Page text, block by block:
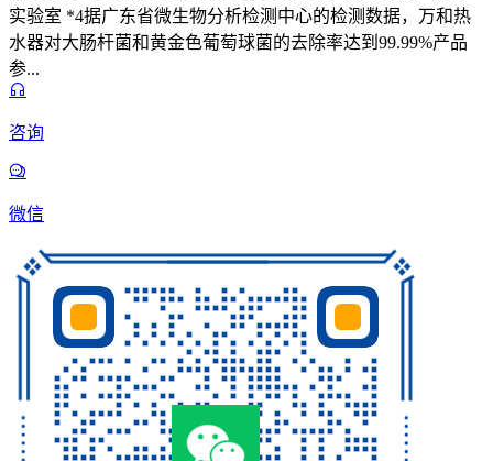
实验室 *4据广东省微生物分析检测中心的检测数据，万和热
水器对大肠杆菌和黄金色葡萄球菌的去除率达到99.99%产品
参...
咨询
微信